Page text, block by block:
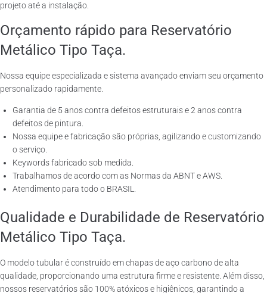
projeto até a instalação.
Orçamento rápido para Reservatório
Metálico Tipo Taça.
Nossa equipe especializada e sistema avançado enviam seu orçamento
personalizado rapidamente.
Garantia de 5 anos contra defeitos estruturais e 2 anos contra
defeitos de pintura.
Nossa equipe e fabricação são próprias, agilizando e customizando
o serviço.
Keywords fabricado sob medida.
Trabalhamos de acordo com as Normas da ABNT e AWS.
Atendimento para todo o BRASIL.
Qualidade e Durabilidade de Reservatório
Metálico Tipo Taça.
O modelo tubular é construído em chapas de aço carbono de alta
qualidade, proporcionando uma estrutura firme e resistente. Além disso,
nossos reservatórios são 100% atóxicos e higiênicos, garantindo a